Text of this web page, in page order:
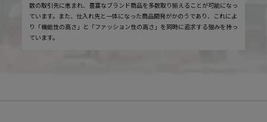
数の取引先に恵まれ、豊富なブランド商品を多数取り揃えることが可能になっ
ています。また、仕入れ先と一体になった商品開発がかのうであり、これによ
り「機能性の高さ」と「ファッション性の高さ」を同時に追求する強みを持っ
ています。